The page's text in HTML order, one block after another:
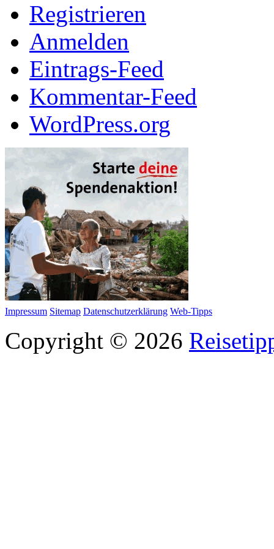
Registrieren
Anmelden
Eintrags-Feed
Kommentar-Feed
WordPress.org
Impressum Sitemap Datenschutzerklärung Web-Tipps
Copyright © 2026